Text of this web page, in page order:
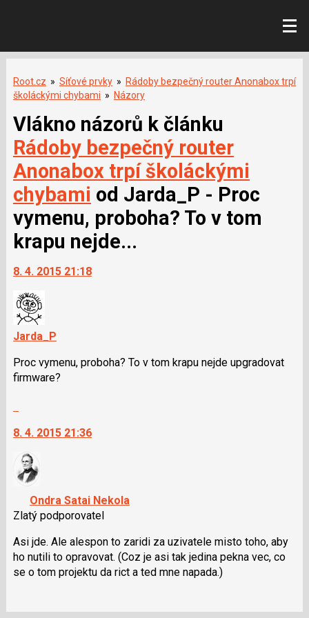
Root.cz » Síťové prvky » Rádoby bezpečný router Anonabox trpí
školáckými chybami » Názory
Vlákno názorů k článku
Rádoby bezpečný router
Anonabox trpí školáckými
chybami od Jarda_P - Proc
vymenu, proboha? To v tom
krapu nejde...
8. 4. 2015 21:18
Jarda_P
Proc vymenu, proboha? To v tom krapu nejde upgradovat
firmware?
další
názor.
K
navigaci
lze
použít
i
klávesy
N
8. 4. 2015 21:36
Ondra Satai Nekola
Zlatý podporovatel
Asi jde. Ale alespon to zaridi za uzivatele misto toho, aby
ho nutili to opravovat. (Coz je asi tak jedina pekna vec, co
se o tom projektu da rict a ted mne napada.)